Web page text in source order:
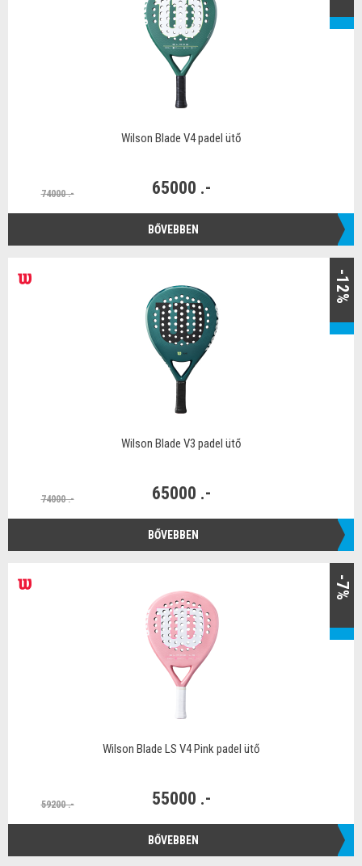
Wilson Blade V4 padel ütő
74000 .- 65000 .-
BŐVEBBEN
-12%
Wilson Blade V3 padel ütő
74000 .- 65000 .-
BŐVEBBEN
-7%
Wilson Blade LS V4 Pink padel ütő
59200 .- 55000 .-
BŐVEBBEN